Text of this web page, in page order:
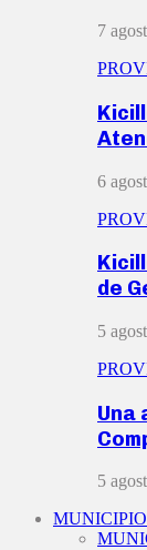
7
6
de
5
Una
5